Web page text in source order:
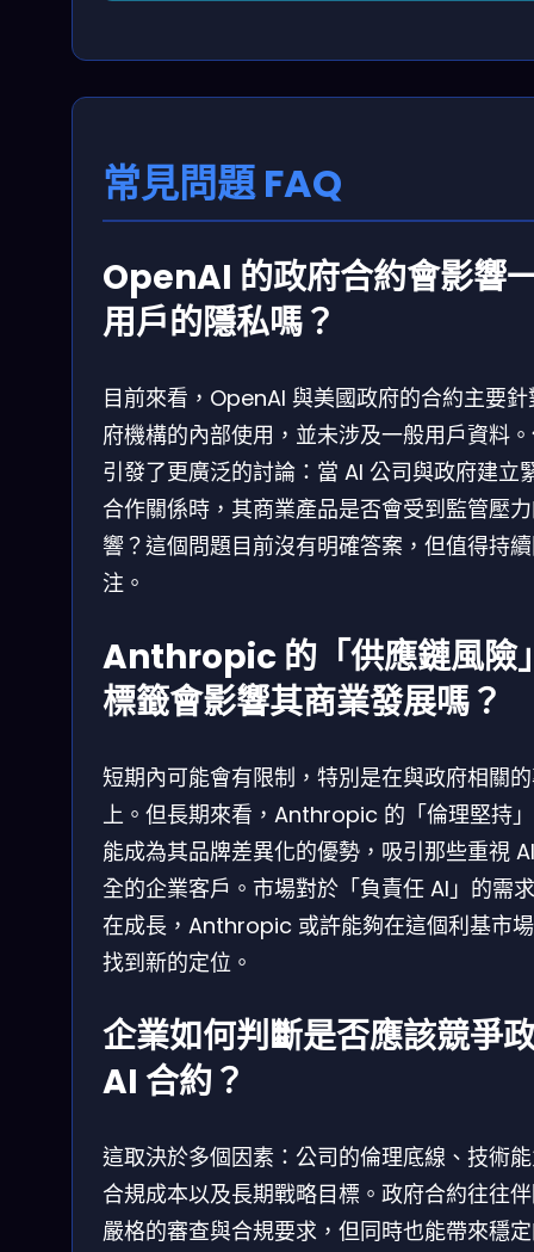
常見問題 FAQ
OpenAI 的政府合約會影響
用戶的隱私嗎？
目前來看，OpenAI 與美國政府的合約主要針
府機構的內部使用，並未涉及一般用戶資料
引發了更廣泛的討論：當 AI 公司與政府建立
合作關係時，其商業產品是否會受到監管壓
響？這個問題目前沒有明確答案，但值得持
注。
Anthropic 的「供應鏈風險
標籤會影響其商業發展嗎？
短期內可能會有限制，特別是在與政府相關
上。但長期來看，Anthropic 的「倫理堅持
能成為其品牌差異化的優勢，吸引那些重視
全的企業客戶。市場對於「負責任 AI」的需
在成長，Anthropic 或許能夠在這個利基市
找到新的定位。
企業如何判斷是否應該競爭
AI 合約？
這取決於多個因素：公司的倫理底線、技術
合規成本以及長期戰略目標。政府合約往往
嚴格的審查與合規要求，但同時也能帶來穩